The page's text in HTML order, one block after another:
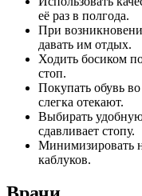
её раз в полгода.
При
давать им отдых.
Ходить босиком
стоп.
Покупать обувь
слегка отекают.
Выбирать удобную
сдавливает стопу.
Минимизировать
каблуков.